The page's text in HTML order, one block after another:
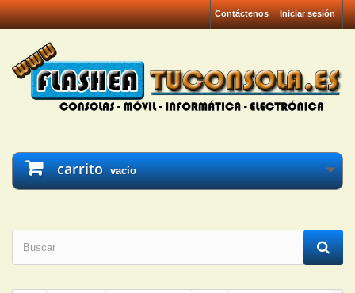
Iniciar sesión
Contáctenos
carrito vacío